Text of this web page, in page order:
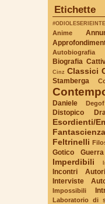
Etichette
Anime
Autobiografia
Biografia
Cinz Classici
Stamberga
Daniele Degof
Distopico
Esordienti/
Fantascienza
Feltrinelli
Gotico
Guerra
Imperdibili
Incontri Autori
Interviste
Impossibili
Laboratorio di